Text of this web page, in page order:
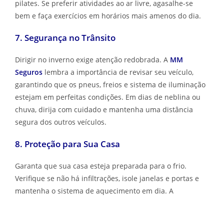
estiver muito intenso lá fora, como academias, ioga ou
pilates. Se preferir atividades ao ar livre, agasalhe-se
bem e faça exercícios em horários mais amenos do dia.
7. Segurança no Trânsito
Dirigir no inverno exige atenção redobrada. AMM
Seguroslembra a importância de revisar seu veículo,
garantindo que os pneus, freios e sistema de iluminação
estejam em perfeitas condições. Em dias de neblina ou
chuva, dirija com cuidado e mantenha uma distância
segura dos outros veículos.
8. Proteção para Sua Casa
Garanta que sua casa esteja preparada para o frio.
Verifique se não há infiltrações, isole janelas e portas e